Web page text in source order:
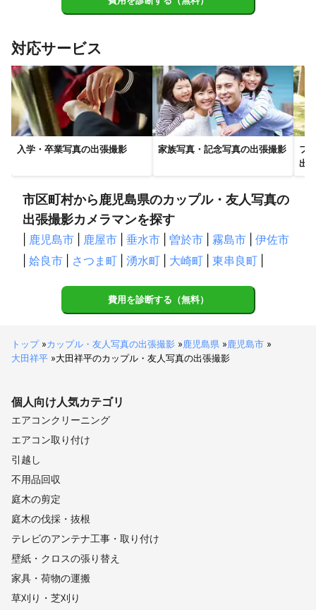
ディアを出し、笑顔を引き出し自然な状態をお撮りします！
▶︎使用機材
【カメラ】
Canon5Dmark4 1台
Canon5Dmark3 1台
Canon70-200mm　F2.8
Canon 24-105mm
Canon 50mm F1.8
Canon 85mm F1.8
【ストロボ／照明機材】
ストロボ　2灯
対応サービス
入学・卒業写真の出張撮影 家族写真・記念写真の出張撮影
フ
出
市区町村から鹿児島県のカップル・友人写真の
出張撮影カメラマンを探す
鹿児島市 鹿屋市 垂水市 曽於市 霧島市
伊佐市
姶良市 さつま町 湧水町 大崎町 東串良町
費用を診断する（無料）
トップ»カップル・友人写真の出張撮影 »鹿児島県 »鹿児島市 »
大田祥平 »大田祥平のカップル・友人写真の出張撮影
個人向け人気カテゴリ
エアコンクリーニング
エアコン取り付け
引越し
不用品回収
庭木の剪定
庭木の伐採・抜根
テレビのアンテナ工事・取り付け
壁紙・クロスの張り替え
家具・荷物の運搬
草刈り・芝刈り